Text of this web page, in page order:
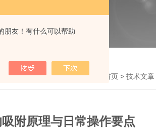
朋友！有什么可以帮助
首页 > 技术文章
附原理与日常操作要点